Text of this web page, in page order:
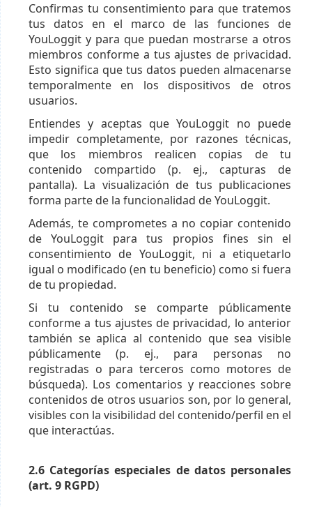
Confirmas tu consentimiento para que tratemos
tus datos en el marco de las funciones de
YouLoggit y para que puedan mostrarse a otros
miembros conforme a tus ajustes de privacidad.
Esto significa que tus datos pueden almacenarse
temporalmente en los dispositivos de otros
usuarios.
Entiendes y aceptas que YouLoggit no puede
impedir completamente, por razones técnicas,
que los miembros realicen copias de tu
contenido compartido (p. ej., capturas de
pantalla). La visualización de tus publicaciones
forma parte de la funcionalidad de YouLoggit.
Además, te comprometes a no copiar contenido
de YouLoggit para tus propios fines sin el
consentimiento de YouLoggit, ni a etiquetarlo
igual o modificado (en tu beneficio) como si fuera
de tu propiedad.
Si tu contenido se comparte públicamente
conforme a tus ajustes de privacidad, lo anterior
también se aplica al contenido que sea visible
públicamente (p. ej., para personas no
registradas o para terceros como motores de
búsqueda). Los comentarios y reacciones sobre
contenidos de otros usuarios son, por lo general,
visibles con la visibilidad del contenido/perfil en el
que interactúas.
2.6 Categorías especiales de datos personales
(art. 9 RGPD)